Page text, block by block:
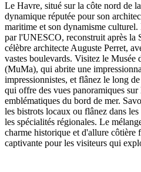
Le Havre, situé sur la côte nord de
dynamique réputée pour son
maritime et son dynamisme
par l'UNESCO, reconstruit après la
célèbre architecte Auguste Perret,
vastes boulevards. Visitez le
(MuMa), qui abrite une
impressionnistes, et flânez le long
qui offre des vues panoramiques sur
emblématiques du bord de mer.
les bistrots locaux ou flânez dans
les spécialités régionales. Le
charme historique et d'allure côtière
captivante pour les visiteurs qui